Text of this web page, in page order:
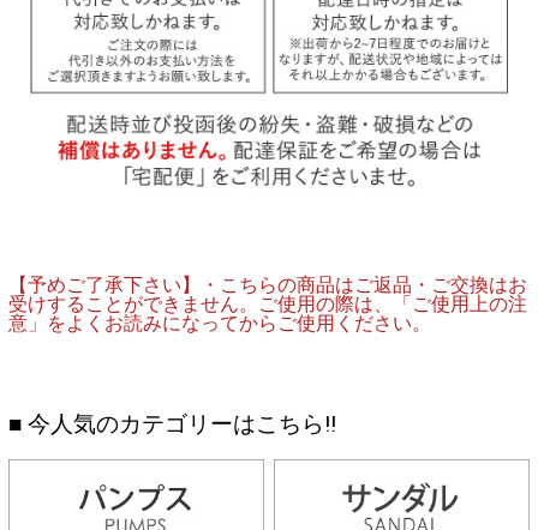
【予めご了承下さい】・こちらの商品はご返品・ご交換はお
受けすることができません。ご使用の際は、「ご使用上の注
意」をよくお読みになってからご使用ください。
■ 今人気のカテゴリーはこちら!!